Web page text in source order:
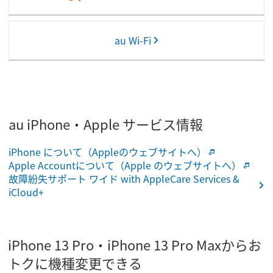
au Wi-Fi
au iPhone・Apple サービス情報
iPhone について（Appleのウェブサイトへ）
Apple Accountについて（Apple のウェブサイトへ）
故障紛失サポート ワイド with AppleCare Services &
iCloud+
iPhone 13 Pro・iPhone 13 Pro Maxからお
トクに機種変更できる